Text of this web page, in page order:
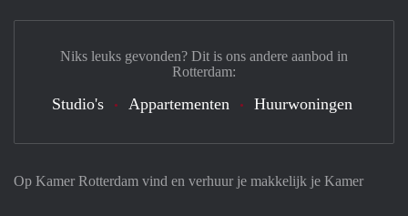
Op Kamer Rotterdam vind en verhuur je makkelijk je Kamer
Niks leuks gevonden? Dit is ons andere aanbod in
Rotterdam:
Studio's Appartementen Huurwoningen